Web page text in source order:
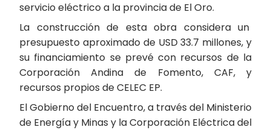
servicio eléctrico a la provincia de El Oro.
La construcción de esta obra considera un
presupuesto aproximado de USD 33.7 millones, y
su financiamiento se prevé con recursos de la
Corporación Andina de Fomento, CAF, y
recursos propios de CELEC EP.
El Gobierno del Encuentro, a través del Ministerio
de Energía y Minas y la Corporación Eléctrica del